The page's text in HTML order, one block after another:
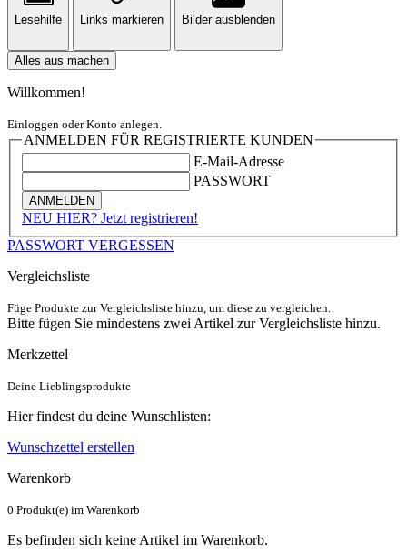
Lesehilfe Links markieren Bilder ausblenden
Alles aus machen
Willkommen!
Einloggen oder Konto anlegen.
ANMELDEN FÜR REGISTRIERTE KUNDEN
E-Mail-Adresse
PASSWORT
ANMELDEN
NEU HIER? Jetzt registrieren!
PASSWORT VERGESSEN
Vergleichsliste
Füge Produkte zur Vergleichsliste hinzu, um diese zu vergleichen.
Bitte fügen Sie mindestens zwei Artikel zur Vergleichsliste hinzu.
Merkzettel
Deine Lieblingsprodukte
Hier findest du deine Wunschlisten:
Wunschzettel erstellen
Warenkorb
0 Produkt(e) im Warenkorb
Es befinden sich keine Artikel im Warenkorb.